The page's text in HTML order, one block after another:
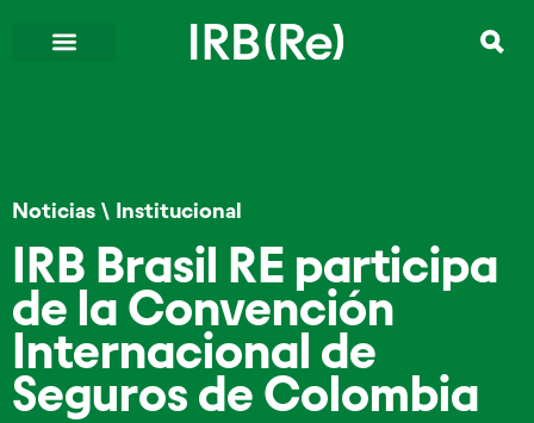
Noticias \ Institucional
IRB Brasil RE participa
de la Convención
Internacional de
Seguros de Colombia